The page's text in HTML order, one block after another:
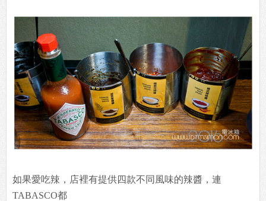
如果愛吃辣，店裡有提供四款不同風味的辣醬，連
TABASCO都